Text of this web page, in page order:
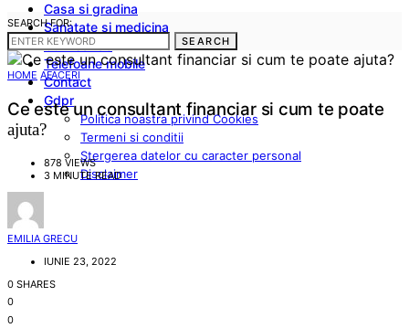
Casa si gradina
Sanatate si medicina
Cum sa fac
Telefoane mobile
Contact
Gdpr
Politica noastra privind Cookies
Termeni si conditii
Stergerea datelor cu caracter personal
Disclaimer
SEARCH FOR:
SEARCH
HOME AFACERI
Ce este un consultant financiar si cum te poate
ajuta?
878 VIEWS
3 MINUTE READ
EMILIA GRECU
IUNIE 23, 2022
0 SHARES
0
0